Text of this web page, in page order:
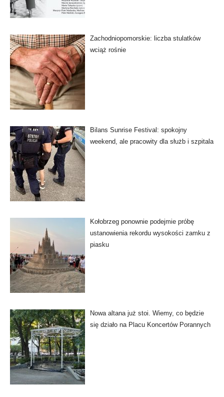
Zachodniopomorskie: liczba stulatków
wciąż rośnie
Bilans Sunrise Festival: spokojny
weekend, ale pracowity dla służb i szpitala
Kołobrzeg ponownie podejmie próbę
ustanowienia rekordu wysokości zamku z
piasku
Nowa altana już stoi. Wiemy, co będzie
się działo na Placu Koncertów Porannych